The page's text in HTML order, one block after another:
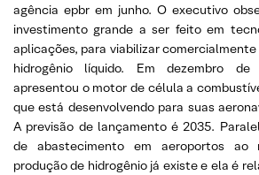
agência epbr em junho. O executivo
investimento grande a ser feito em
aplicações, para viabilizar
hidrogênio líquido. Em dezembro
apresentou o motor de célula a
que está desenvolvendo para suas
A previsão de lançamento é 2035.
de abastecimento em aeroportos ao
produção de hidrogênio já existe e ela é